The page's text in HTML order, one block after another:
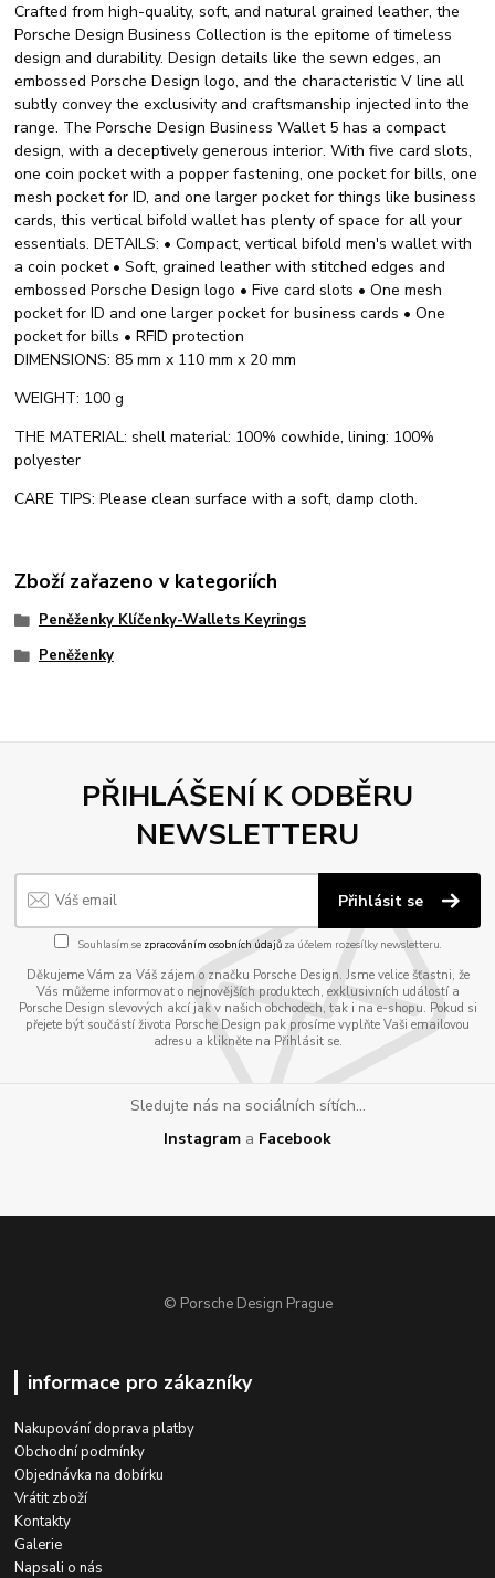
Crafted from high-quality, soft, and natural grained leather, the
Porsche Design Business Collection is the epitome of timeless
design and durability. Design details like the sewn edges, an
embossed Porsche Design logo, and the characteristic V line all
subtly convey the exclusivity and craftsmanship injected into the
range. The Porsche Design Business Wallet 5 has a compact
design, with a deceptively generous interior. With five card slots,
one coin pocket with a popper fastening, one pocket for bills, one
mesh pocket for ID, and one larger pocket for things like business
cards, this vertical bifold wallet has plenty of space for all your
essentials. DETAILS: • Compact, vertical bifold men's wallet with
a coin pocket • Soft, grained leather with stitched edges and
embossed Porsche Design logo • Five card slots • One mesh
pocket for ID and one larger pocket for business cards • One
pocket for bills • RFID protection
DIMENSIONS: 85 mm x 110 mm x 20 mm
WEIGHT: 100 g
THE MATERIAL: shell material: 100% cowhide, lining: 100%
polyester
CARE TIPS: Please clean surface with a soft, damp cloth.
Zboží zařazeno v kategoriích
Peněženky Klíčenky-Wallets Keyrings
Peněženky
PŘIHLÁŠENÍ K ODBĚRU
NEWSLETTERU
Přihlásit se
Souhlasím se zpracováním osobních údajůza účelem rozesílky newsletteru.
Děkujeme Vám za Váš zájem o značku Porsche Design. Jsme velice šťastni, že
Vás můžeme informovat o nejnovějších produktech, exklusivních událostí a
Porsche Design slevových akcí jak v našich obchodech, tak i na e-shopu. Pokud si
přejete být součástí života Porsche Design pak prosíme vyplňte Vaši emailovou
adresu a klikněte na Přihlásit se.
Sledujte nás na sociálních sítích...
Instagram a Facebook
© Porsche Design Prague
informace pro zákazníky
Nakupování doprava platby
Obchodní podmínky
Objednávka na dobírku
Vrátit zboží
Kontakty
Galerie
Napsali o nás